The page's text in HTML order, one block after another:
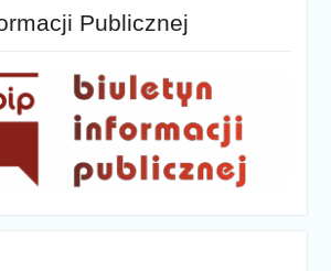
Publicznej